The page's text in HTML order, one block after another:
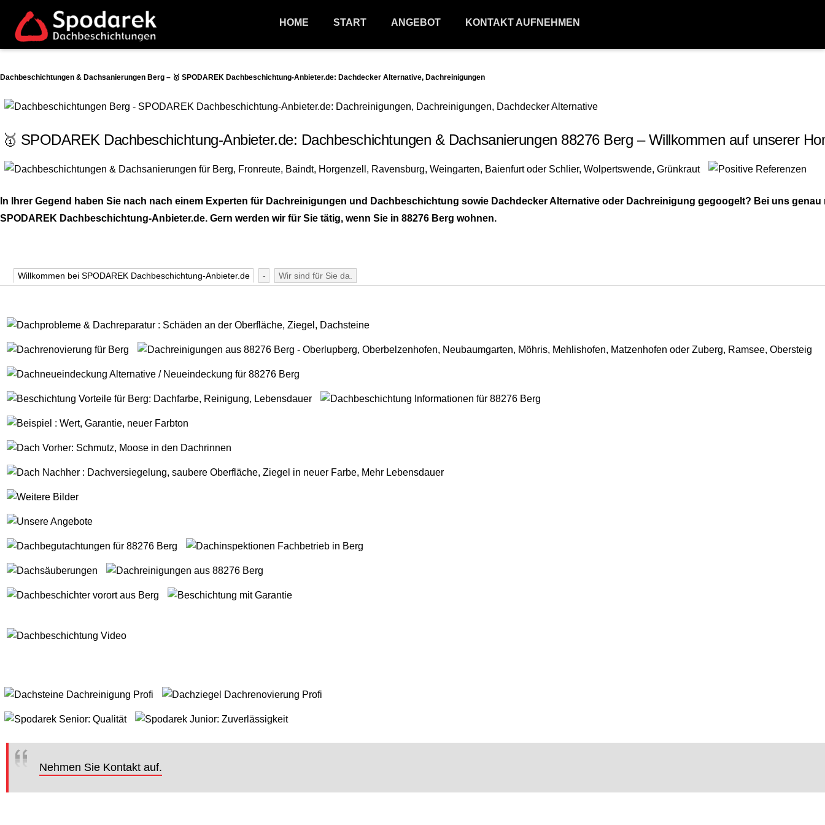
HOME START ANGEBOT KONTAKT AUFNEHMEN
Dachbeschichtungen & Dachsanierungen Berg – 🥇 SPODAREK Dachbeschichtung-Anbieter.de: Dachdecker Alternative, Dachreinigungen
🥇 SPODAREK Dachbeschichtung-Anbieter.de: Dachbeschichtungen & Dachsanierungen 88276 Berg – Willkommen auf unserer
In Ihrer Gegend haben Sie nach nach einem Experten für Dachreinigungen und Dachbeschichtung sowie Dachdecker Alternative oder Dachreinigung gegoogelt? Bei uns genau
SPODAREK Dachbeschichtung-Anbieter.de. Gern werden wir für Sie tätig, wenn Sie in 88276 Berg wohnen.
Willkommen bei SPODAREK Dachbeschichtung-Anbieter.de - Wir sind für Sie da.
Nehmen Sie Kontakt auf.